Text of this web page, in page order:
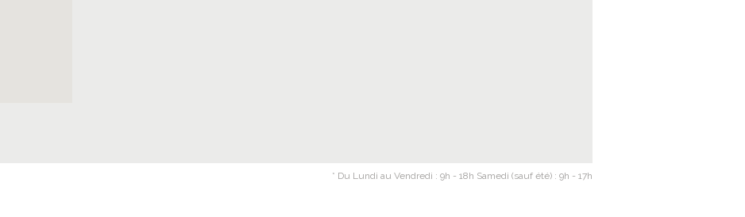
* Du Lundi au Vendredi : 9h - 18h Samedi (sauf été) : 9h - 17h